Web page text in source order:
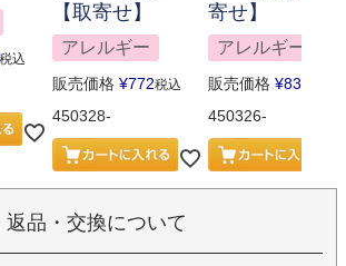
税込
【取寄せ】
アレルギー
販売価格 ¥772税込
450328-
寄せ】
アレルギー
販売価格 ¥832
450326-
返品・交換について